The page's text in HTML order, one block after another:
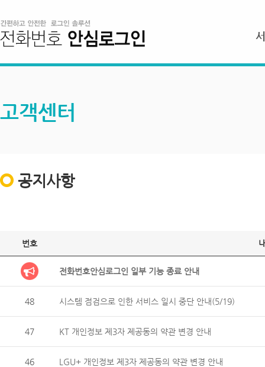
고객센터
공지사항
번호
전화번호안심로그인 일부 기능 종료 안내
48 시스템 점검으로 인한 서비스 일시 중단 안내(5/19)
47 KT 개인정보 제3자 제공동의 약관 변경 안내
46 LGU+ 개인정보 제3자 제공동의 약관 변경 안내